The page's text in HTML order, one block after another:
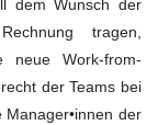
dem Wunsch der
tragen,
neue Work-from-
der Teams bei
der